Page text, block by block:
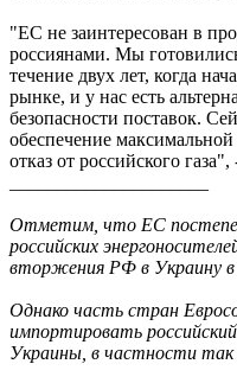
"ЕС не заинтересован в
россиянами. Мы
течение двух лет, когда
рынке, и у нас есть
безопасности поставок.
обеспечение
отказ от российского
Отметим, что ЕС
российских
вторжения РФ в Украину в
Однако часть стран
импортировать
Украины, в частности так